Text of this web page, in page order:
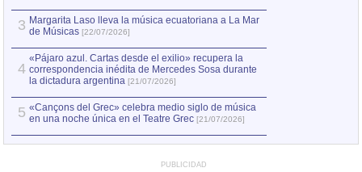
3 Margarita Laso lleva la música ecuatoriana a La Mar
de Músicas [22/07/2026]
4
«Pájaro azul. Cartas desde el exilio» recupera la
correspondencia inédita de Mercedes Sosa durante
la dictadura argentina [21/07/2026]
5 «Cançons del Grec» celebra medio siglo de música
en una noche única en el Teatre Grec [21/07/2026]
PUBLICIDAD